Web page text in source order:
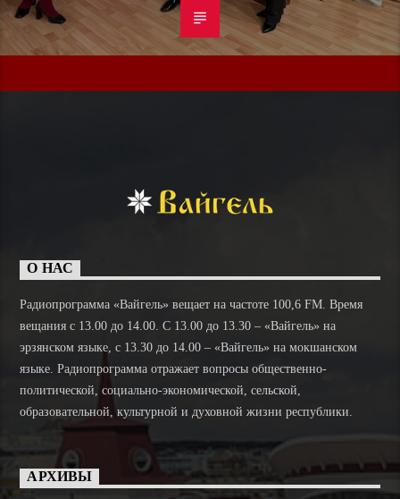
О НАС
Радиопрограмма «Вайгель» вещает на частоте 100,6 FM. Время
вещания с 13.00 до 14.00. C 13.00 до 13.30 – «Вайгель» на
эрзянском языке, с 13.30 до 14.00 – «Вайгель» на мокшанском
языке. Радиопрограмма отражает вопросы общественно-
политической, социально-экономической, сельской,
образовательной, культурной и духовной жизни республики.
АРХИВЫ